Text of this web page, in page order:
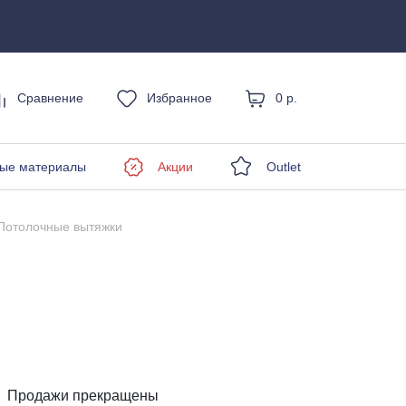
Сравнение Избранное 0 р.
материалы Акции Outlet
вытяжки
Продажи прекращены